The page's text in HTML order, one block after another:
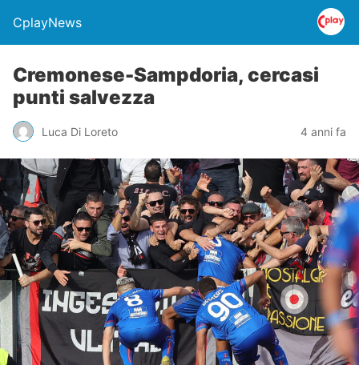
CplayNews
Cremonese-Sampdoria, cercasi
punti salvezza
Luca Di Loreto 4 anni fa